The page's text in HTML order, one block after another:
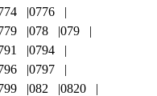
0776
078
079
0794
0797
082
0820